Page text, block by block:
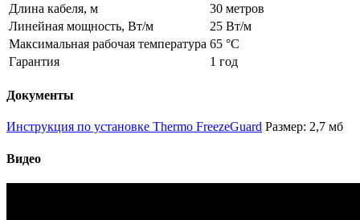
Длина кабеля, м
30 метров
Линейная мощность, Вт/м
25 Вт/м
Максимальная рабочая температура 65 °С
Гарантия
1 год
Документы
Инструкция по установке Thermo FreezeGuard Размер: 2,7 мб
Видео